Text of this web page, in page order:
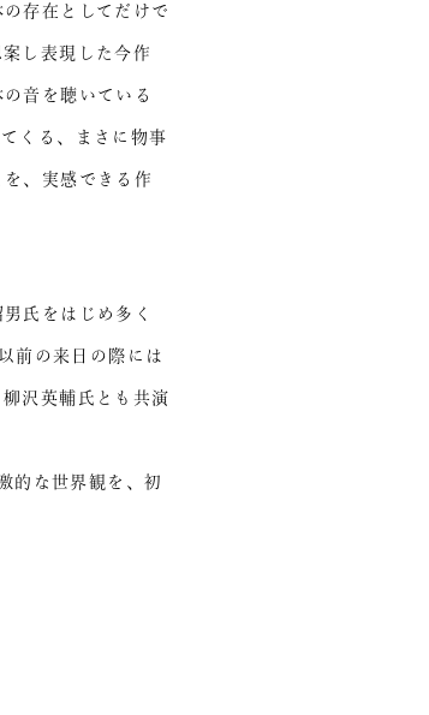
存在としてだけで
し表現した今作
音を聴いている
くる、まさに物事
、実感できる作
氏をはじめ多く
前の来日の際には
沢英輔氏とも共演
的な世界観を、初